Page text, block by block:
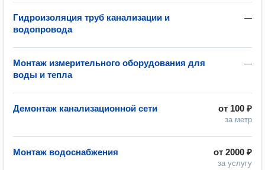
—
Гидроизоляция труб канализации и
водопровода
—
Монтаж измерительного оборудования для
воды и тепла
от 100 ₽
за метр
Демонтаж канализационной сети
от 2000 ₽
за услугу
Монтаж водоснабжения